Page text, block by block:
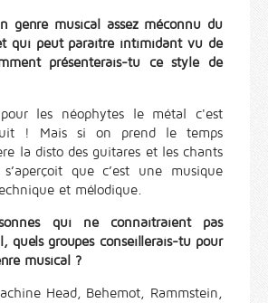
genre musical assez méconnu du
qui peut paraitre intimidant vu de
présenterais-tu ce style de
les néophytes le métal c'est
! Mais si on prend le temps
la disto des guitares et les chants
que c’est une musique
et mélodique.
qui ne connaitraient pas
quels groupes conseillerais-tu pour
musical ?
Head, Behemot, Rammstein,